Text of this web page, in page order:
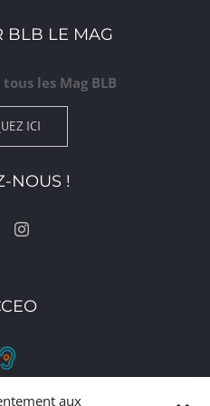
aux
BLB LE MAG
les Mag BLB
ICI
NOUS !